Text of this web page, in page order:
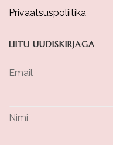
Privaatsuspoliitika
LIITU UUDISKIRJAGA
Email
Nimi